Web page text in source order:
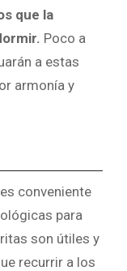
que la
Poco a
a estas
armonía y
conveniente
para
son útiles y
recurrir a los